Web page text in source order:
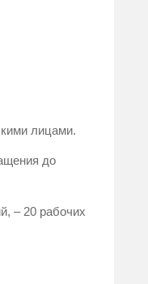
лицами.
до
– 20 рабочих